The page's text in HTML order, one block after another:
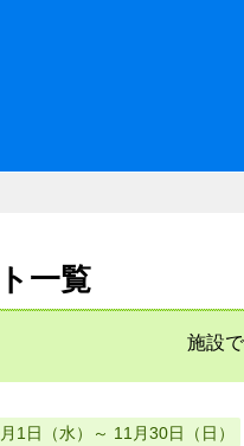
民ふれあ
一覧
施設
1日（水）～ 11月30日（日）